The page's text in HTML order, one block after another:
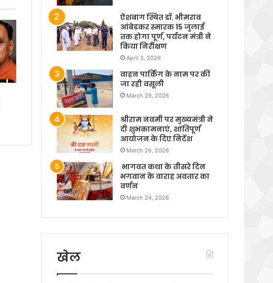
ऐशबाग स्थित डॉ. भीमराव
आंबेडकर स्मारक 15 जुलाई
तक होगा पूर्ण, पर्यटन मंत्री ने
किया निरीक्षण
April 3, 2026
वाहन पार्किंग के नाम पर की
जा रही वसूली
March 29, 2026
श्रीराम नवमी पर मुख्यमंत्री ने
दी शुभकामनाएं, शांतिपूर्ण
आयोजन के दिए निर्देश
March 26, 2026
भागवत कथा के तीसरे दिन
भगवान के वाराह अवतार का
वर्णन
March 24, 2026
खेल